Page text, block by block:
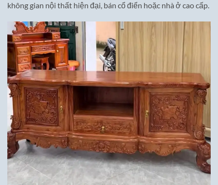
không gian nội thất hiện đại, bán cổ điển hoặc nhà ở cao cấp.